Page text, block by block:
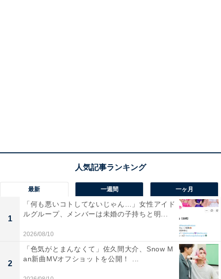
最新 一週間 一ヶ月
1
「何も悪いコトしてないじゃん…」女性アイド
ルグループ、メンバーは未婚の子持ちと明...
2026/08/10
2
「色気がとまんなくて」佐久間大介、Snow M
an新曲MVオフショットを公開！ ...